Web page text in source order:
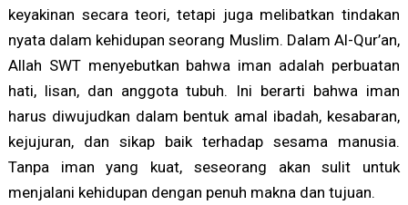
keyakinan secara teori, tetapi juga melibatkan tindakan
nyata dalam kehidupan seorang Muslim. Dalam Al-Qur’an,
Allah SWT menyebutkan bahwa iman adalah perbuatan
hati, lisan, dan anggota tubuh. Ini berarti bahwa iman
harus diwujudkan dalam bentuk amal ibadah, kesabaran,
kejujuran, dan sikap baik terhadap sesama manusia.
Tanpa iman yang kuat, seseorang akan sulit untuk
menjalani kehidupan dengan penuh makna dan tujuan.